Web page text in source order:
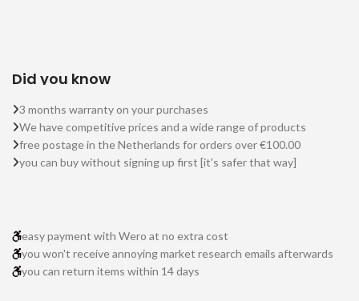
Did you know
3 months warranty on your purchases
We have competitive prices and a wide range of products
free postage in the Netherlands for orders over €100.00
you can buy without signing up first [it's safer that way]
easy payment with Wero at no extra cost
you won't receive annoying market research emails afterwards
you can return items within 14 days